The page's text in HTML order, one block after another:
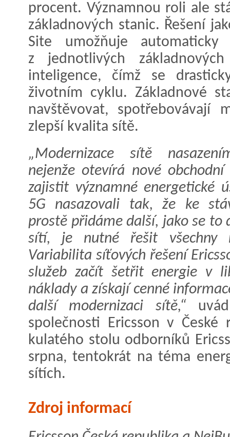
procent. Významnou roli ale
základnových stanic. Řešení
Site umožňuje
z jednotlivých
inteligence, čímž se
životním cyklu. Základnové
navštěvovat, spotřebovávají
zlepší kvalita sítě.
„Modernizace sítě
nejenže otevírá nové
zajistit významné energetické
5G nasazovali tak, že ke
prostě přidáme další, jako se to
sítí, je nutné řešit všechny
Variabilita síťových řešení
služeb začít šetřit energie v
náklady a získají cenné
další modernizaci sítě,“
společnosti Ericsson v
kulatého stolu odborníků
srpna, tentokrát na téma
sítích.
Zdroj informací